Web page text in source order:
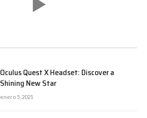
Oculus Quest X Headset: Discover a
Shining New Star
enero 5, 2021